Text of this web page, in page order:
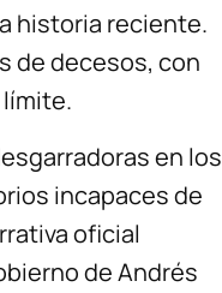
historia reciente.
de decesos, con
en los
incapaces de
oficial
de Andrés